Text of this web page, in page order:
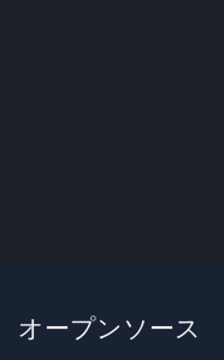
オープンソース